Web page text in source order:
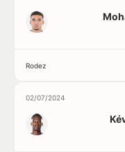
Rodez
02/07/2024